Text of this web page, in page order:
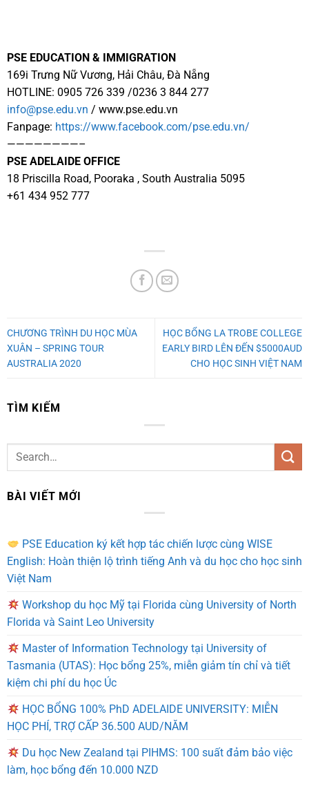
PSE EDUCATION & IMMIGRATION
169i Trưng Nữ Vương, Hải Châu, Đà Nẵng
HOTLINE: 0905 726 339 /0236 3 844 277
info@pse.edu.vn / www.pse.edu.vn
Fanpage: https://www.facebook.com/pse.edu.vn/
————————–
PSE ADELAIDE OFFICE
18 Priscilla Road, Pooraka , South Australia 5095
+61 434 952 777
CHƯƠNG TRÌNH DU HỌC MÙA
XUÂN – SPRING TOUR
AUSTRALIA 2020
HỌC BỔNG LA TROBE COLLEGE
EARLY BIRD LÊN ĐẾN $5000AUD
CHO HỌC SINH VIỆT NAM
TÌM KIẾM
BÀI VIẾT MỚI
PSE Education ký kết hợp tác chiến lược cùng WISE
English: Hoàn thiện lộ trình tiếng Anh và du học cho học sinh
Việt Nam
Workshop du học Mỹ tại Florida cùng University of North
Florida và Saint Leo University
Master of Information Technology tại University of
Tasmania (UTAS): Học bổng 25%, miễn giảm tín chỉ và tiết
kiệm chi phí du học Úc
HỌC BỔNG 100% PhD ADELAIDE UNIVERSITY: MIỄN
HỌC PHÍ, TRỢ CẤP 36.500 AUD/NĂM
Du học New Zealand tại PIHMS: 100 suất đảm bảo việc
làm, học bổng đến 10.000 NZD